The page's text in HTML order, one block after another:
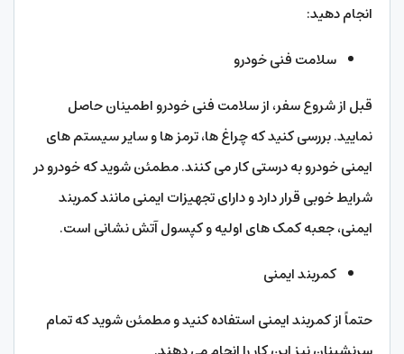
انجام دهید:
سلامت فنی خودرو
قبل از شروع سفر، از سلامت فنی خودرو اطمینان حاصل
نمایید. بررسی کنید که چراغ ‌ها، ترمز ها و سایر سیستم ‌های
ایمنی خودرو به درستی کار می‌ کنند. مطمئن شوید که خودرو در
شرایط خوبی قرار دارد و دارای تجهیزات ایمنی مانند کمربند
ایمنی، جعبه کمک ‌های اولیه و کپسول آتش‌ نشانی است.
کمربند ایمنی
حتماً از کمربند ایمنی استفاده کنید و مطمئن شوید که تمام